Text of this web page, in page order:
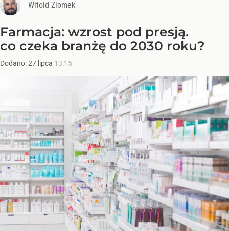
Witold Ziomek
Farmacja: wzrost pod presją.
co czeka branżę do 2030 roku?
Dodano:27 lipca 13:15